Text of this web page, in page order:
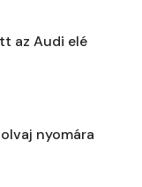
az Audi elé
nyomára